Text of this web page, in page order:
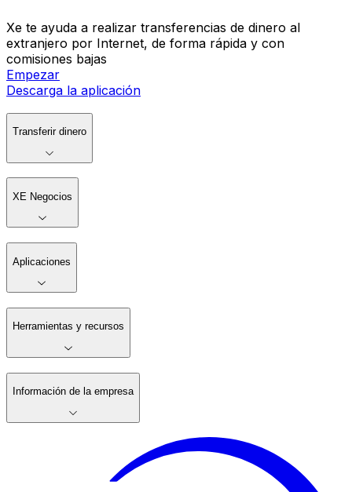
Xe te ayuda a realizar transferencias de dinero al
extranjero por Internet, de forma rápida y con
comisiones bajas
Empezar
Descarga la aplicación
Transferir dinero
XE Negocios
Aplicaciones
Herramientas y recursos
Información de la empresa